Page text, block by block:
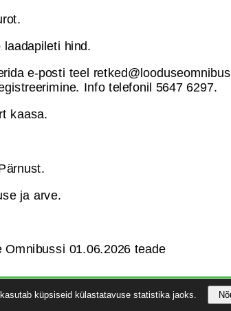
küpsiseid külastatavuse statistika jaoks.
laadapileti hind.
e-posti teel
Info telefonil 5647 6297.
kaasa.
ja arve.
01.06.2026 teade
mujalt lahendust ei
osa ei tohi jäljendada ega kasutada muudes